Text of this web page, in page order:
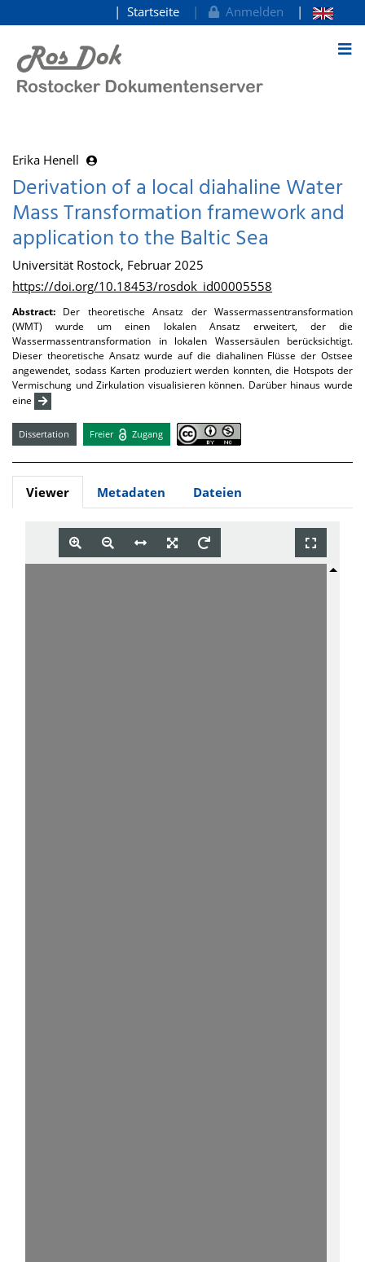
zum Inhalt
Startseite Anmelden
Erika Henell
Derivation of a local diahaline Water
Mass Transformation framework and
application to the Baltic Sea
Universität Rostock, Februar 2025
https://doi.org/10.18453/rosdok_id00005558
Abstract: Der theoretische Ansatz der Wassermassentransformation
(WMT) wurde um einen lokalen Ansatz erweitert, der die
Wassermassentransformation in lokalen Wassersäulen berücksichtigt.
Dieser theoretische Ansatz wurde auf die diahalinen Flüsse der Ostsee
angewendet, sodass Karten produziert werden konnten, die Hotspots der
Vermischung und Zirkulation visualisieren können. Darüber hinaus wurde
eine
Dissertation Freier Zugang
Viewer Metadaten Dateien